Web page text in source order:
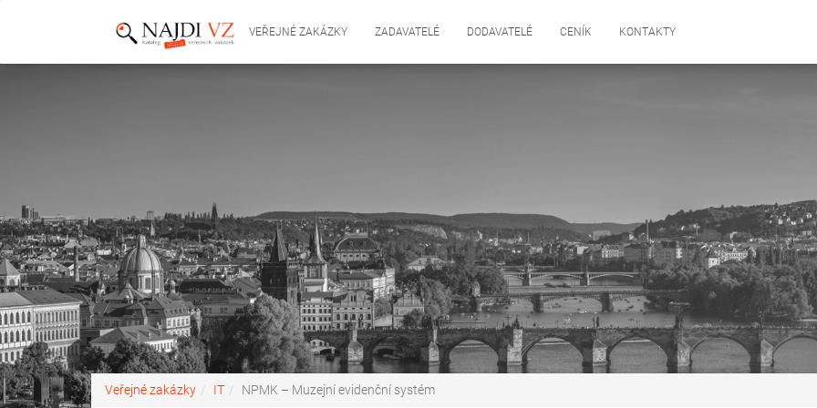
VEŘEJNÉ ZAKÁZKY ZADAVATELÉ DODAVATELÉ CENÍK KONTAKTY
Veřejné zakázky IT NPMK – Muzejní evidenční systém